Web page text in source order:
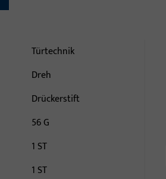
Türtechnik
Dreh
Drückerstift
56 G
1 ST
1 ST